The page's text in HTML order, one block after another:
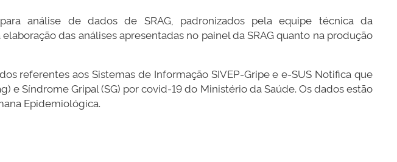
análise de dados de SRAG, padronizados pela equipe técnica da
das análises apresentadas no painel da SRAG quanto na produção
referentes aos Sistemas de Informação SIVEP-Gripe e e-SUS Notifica que
Síndrome Gripal (SG) por covid-19 do Ministério da Saúde. Os dados estão
Epidemiológica.